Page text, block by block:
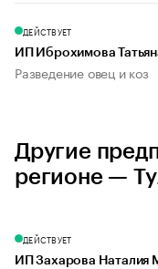
ДЕЙСТВУЕТ
ИП Иброхимова
Разведение овец и коз
Другие
регионе —
ДЕЙСТВУЕТ
ИП Захарова Наталия